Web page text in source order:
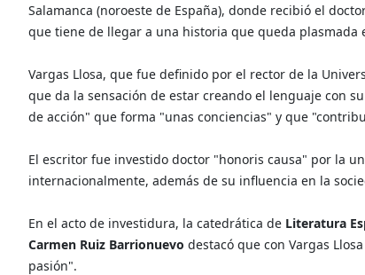
Salamanca (noroeste de España), donde recibió el
que tiene de llegar a una historia que queda plasmada
Vargas Llosa, que fue definido por el rector de la
que da la sensación de estar creando el lenguaje con
de acción" que forma "unas conciencias" y que
El escritor fue investido doctor "honoris causa" por la
internacionalmente, además de su influencia en la
En el acto de investidura, la catedrática de Literatura
Carmen Ruiz Barrionuevo destacó que con Vargas
pasión".